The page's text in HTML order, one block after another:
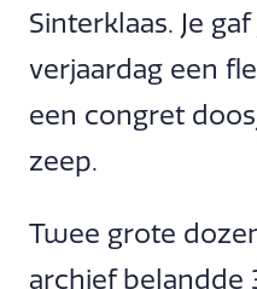
Sinterklaas. Je
verjaardag een
een congret
zeep.
Twee grote
archief belandde